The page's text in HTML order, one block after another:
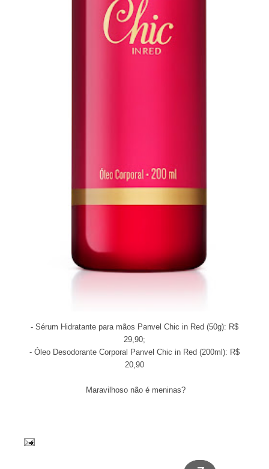
- Sérum Hidratante para mãos Panvel Chic in Red (50g): R$
29,90;
- Óleo Desodorante Corporal Panvel Chic in Red (200ml): R$
20,90
Maravilhoso não é meninas?